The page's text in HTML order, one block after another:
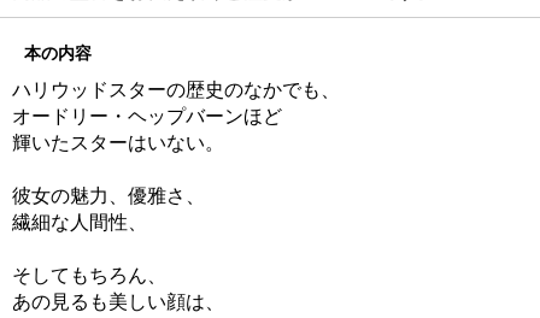
本の内容
ハリウッドスターの歴史のなかでも、
オードリー・ヘップバーンほど
輝いたスターはいない。
彼女の魅力、優雅さ、
繊細な人間性、
そしてもちろん、
あの見るも美しい顔は、